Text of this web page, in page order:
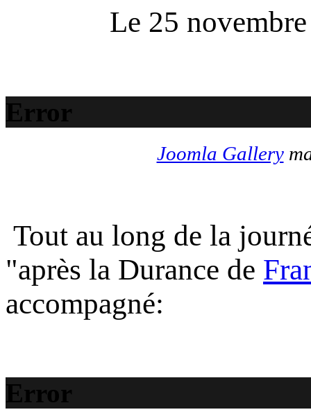
Le 25
Error
Joomla Gallery
Tout au long de la
"après la Durance de
accompagné:
Error